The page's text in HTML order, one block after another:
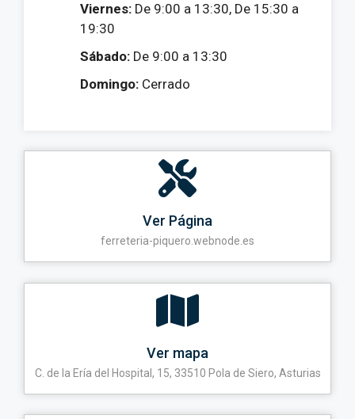
Viernes: De 9:00 a 13:30, De 15:30 a
19:30
Sábado: De 9:00 a 13:30
Domingo: Cerrado
Ver Página
ferreteria-piquero.webnode.es
Ver mapa
C. de la Ería del Hospital, 15, 33510 Pola de Siero, Asturias